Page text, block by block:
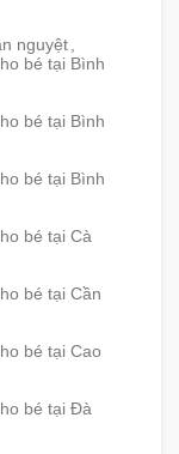
nguyệt
bé tại Bình
bé tại Bình
bé tại Bình
bé tại Cà
bé tại Cần
bé tại Cao
bé tại Đà